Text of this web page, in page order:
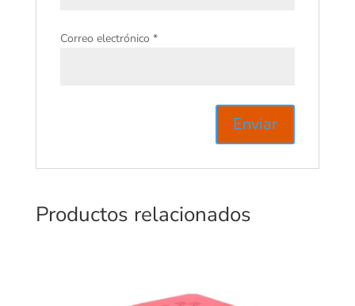
Correo electrónico *
Productos relacionados